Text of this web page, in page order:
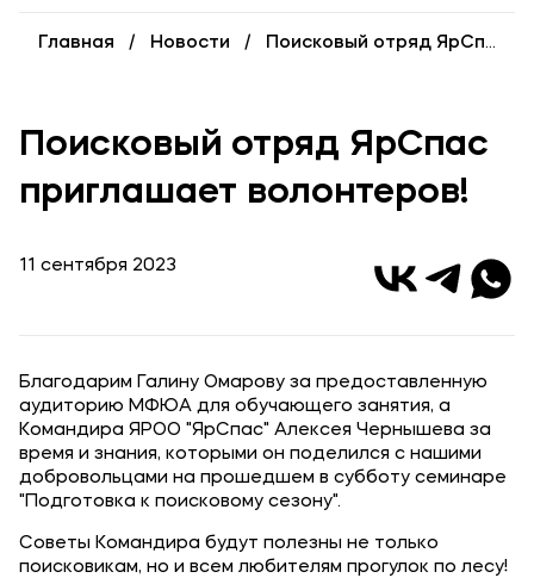
Выпускникам
Карьера
Среднее профессиональное образование
Объявления
Новости ВУЗа
Банковские реквизиты
Главная Новости Поисковый отряд ЯрСпас приглашает волонтеров!
Поисковый отряд ЯрСпас
приглашает волонтеров!
11 сентября 2023
Благодарим Галину Омарову за предоставленную
аудиторию МФЮА для обучающего занятия, а
Командира ЯРОО "ЯрСпас" Алексея Чернышева за
время и знания, которыми он поделился с нашими
добровольцами на прошедшем в субботу семинаре
"Подготовка к поисковому сезону".
Советы Командира будут полезны не только
поисковикам, но и всем любителям прогулок по лесу!